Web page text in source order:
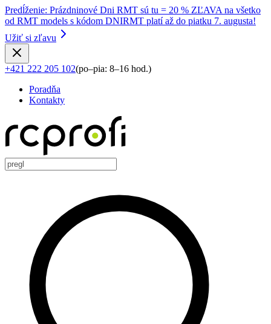
Predĺženie: Prázdninové Dni RMT sú tu = 20 % ZĽAVA na všetko
od RMT models s kódom DNIRMT platí až do piatku 7. augusta!
Užiť si zľavu
+421 222 205 102(po–pia: 8–16 hod.)
Poradňa
Kontakty